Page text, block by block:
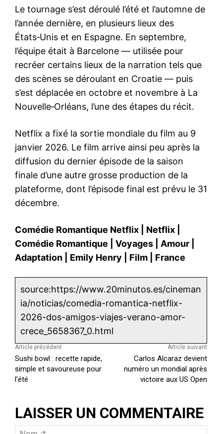
Le tournage s’est déroulé l’été et l’automne de
l’année dernière, en plusieurs lieux des
États‑Unis et en Espagne. En septembre,
l’équipe était à Barcelone — utilisée pour
recréer certains lieux de la narration tels que
des scènes se déroulant en Croatie — puis
s’est déplacée en octobre et novembre à La
Nouvelle‑Orléans, l’une des étapes du récit.
Netflix a fixé la sortie mondiale du film au 9
janvier 2026. Le film arrive ainsi peu après la
diffusion du dernier épisode de la saison
finale d’une autre grosse production de la
plateforme, dont l’épisode final est prévu le 31
décembre.
Comédie Romantique Netflix Netflix
Comédie Romantique
Voyages Amour
Adaptation
Emily Henry Film France
source:https://www.20minutos.es/cineman
ia/noticias/comedia-romantica-netflix-
2026-dos-amigos-viajes-verano-amor-
crece_5658367_0.html
Article précédent
Sushi bowl : recette rapide,
simple et savoureuse pour
l’été
Article suivant
Carlos Alcaraz devient
numéro un mondial après
victoire aux US Open
LAISSER UN COMMENTAIRE